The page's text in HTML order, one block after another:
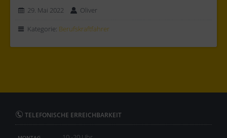
29. Mai 2022 Oliver
Kategorie: Berufskraftfahrer
TELEFONISCHE ERREICHBARKEIT